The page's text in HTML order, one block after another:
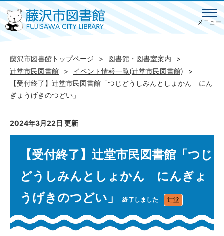
メニュー
藤沢市図書館トップページ
図書館・図書室案内
辻堂市民図書館
イベント情報一覧(辻堂市民図書館)
【受付終了】辻堂市民図書館「つじどうしみんとしょかん にん
ぎょうげきのつどい」
2024年3月22日 更新
【受付終了】辻堂市民図書館「つじ
どうしみんとしょかん にんぎょ
うげきのつどい」
終了しました 辻堂